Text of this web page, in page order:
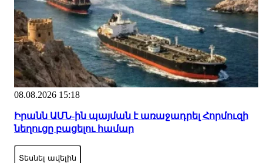
08.08.2026 15:18
Իրանն ԱՄՆ-ին պայման է առաջադրել Հորմուզի
նեղուցը բացելու համար
Տեսնել ավելին